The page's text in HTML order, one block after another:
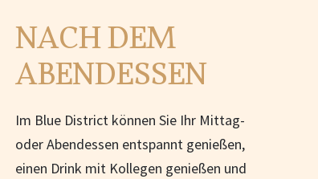
NACH DEM
ABENDESSEN
Im Blue District können Sie Ihr Mittag-
oder Abendessen entspannt genießen,
einen Drink mit Kollegen genießen und